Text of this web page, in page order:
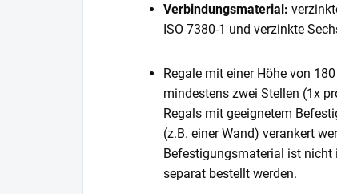
Verbindungsmaterial:
ISO 7380-1 und verzinkte
Regale mit einer Höhe von
mindestens zwei Stellen (1x
Regals mit geeignetem
(z.B. einer Wand) verankert
Befestigungsmaterial ist
separat bestellt werden.